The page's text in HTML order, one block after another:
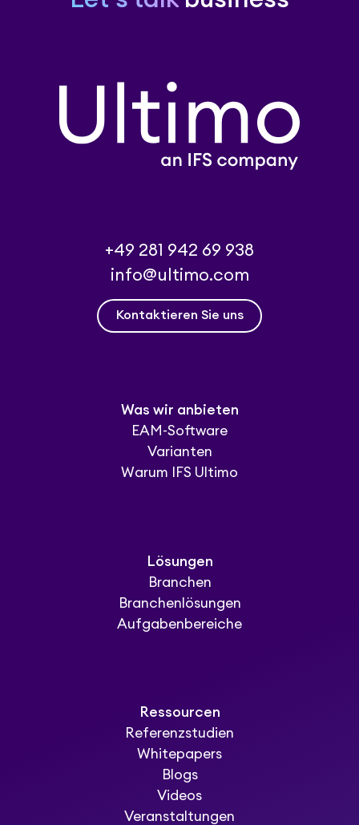
+49 281 942 69 938
info@ultimo.com
Kontaktieren Sie uns
Was wir anbieten
EAM-Software
Varianten
Warum IFS Ultimo
Lösungen
Branchen
Branchenlösungen
Aufgabenbereiche
Ressourcen
Referenzstudien
Whitepapers
Blogs
Videos
Veranstaltungen